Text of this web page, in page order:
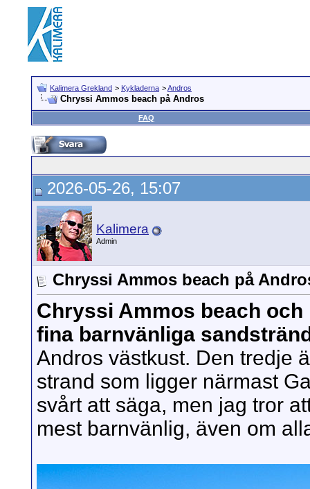
Kalimera Grekland > Kykladerna >Andros
Chryssi Ammos beach på Andros
FAQ
2026-05-26, 15:07
Kalimera
Admin
Chryssi Ammos beach på
Chryssi Ammos beach
fina barnvänliga
Andros västkust. Den tredje
strand som ligger närmast
svårt att säga, men jag tror
mest barnvänlig, även om